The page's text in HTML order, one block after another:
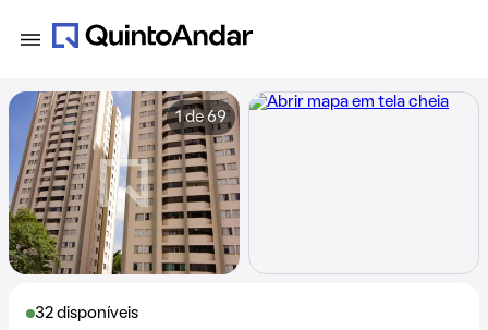
32 disponíveis
1 de 69